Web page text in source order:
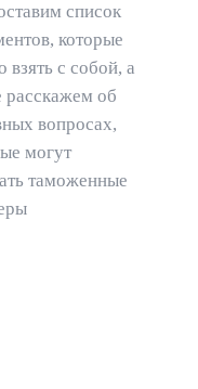
список
которые
взять с собой, а
расскажем об
вопросах,
могут
таможенные